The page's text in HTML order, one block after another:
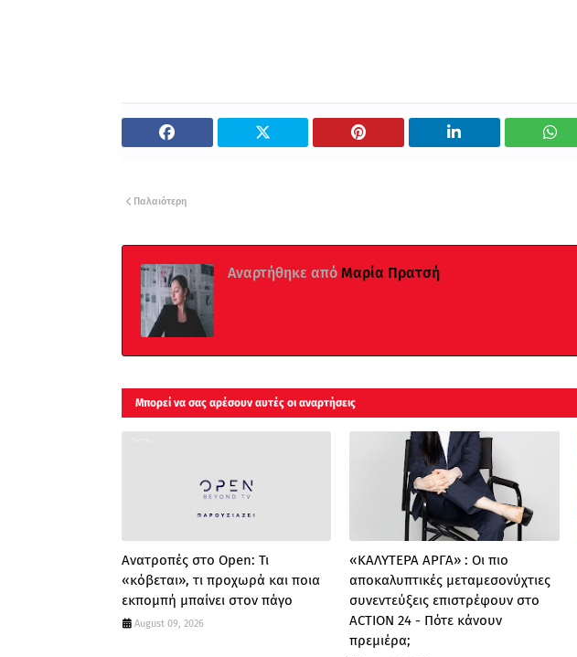
Παλαιότερη
Αναρτήθηκε από Μαρία Πρατσή
Μπορεί να σας αρέσουν αυτές οι αναρτήσεις
Ανατροπές στο Open: Τι
«κόβεται», τι προχωρά και ποια
εκπομπή μπαίνει στον πάγο
August 09, 2026
«ΚΑΛΥΤΕΡΑ ΑΡΓΑ» : Oι πιο
αποκαλυπτικές μεταμεσονύχτιες
συνεντεύξεις επιστρέφουν στο
ACTION 24 - Πότε κάνουν
πρεμιέρα;